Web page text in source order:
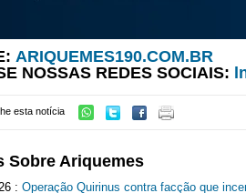
ARIQUEMES190.COM.BR
NOSSAS REDES SOCIAIS:
esta notícia
Sobre Ariquemes
: Operação Quirinus contra facção que